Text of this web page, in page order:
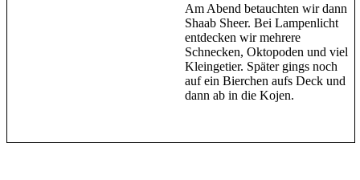
Am Abend betauchten wir dann
Shaab Sheer. Bei Lampenlicht
entdecken wir mehrere
Schnecken, Oktopoden und viel
Kleingetier. Später gings noch
auf ein Bierchen aufs Deck und
dann ab in die Kojen.